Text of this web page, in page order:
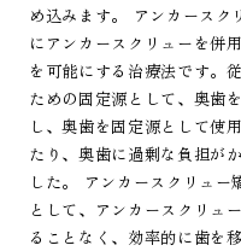
め込みます。 アンカースク
にアンカースクリューを併
を可能にする治療法です。
ための固定源として、奥歯
し、奥歯を固定源として使
たり、奥歯に過剰な負担が
した。 アンカースクリュ
として、アンカースクリュ
ることなく、効率的に歯を